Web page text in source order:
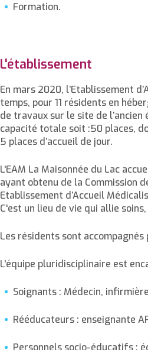
Formation.
L'établissement
En mars 2020, l’Etablissement
temps, pour 11 résidents en
de travaux sur le site de
capacité totale soit :50 places,
5 places d’accueil de jour.
L'EAM La Maisonnée du Lac
ayant obtenu de la Commission
Etablissement d’Accueil
C'est un lieu de vie qui allie
Les résidents sont
L'équipe pluridisciplinaire est
Soignants : Médecin,
Rééducateurs : enseignante